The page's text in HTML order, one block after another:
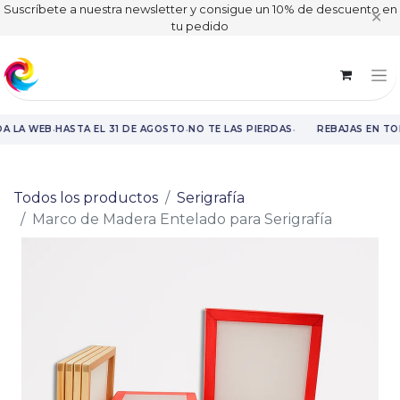
Suscríbete a nuestra newsletter y consigue un 10% de descuento en
tu pedido
✕
LA WEB·HASTA EL 31 DE AGOSTO·NO TE LAS PIERDAS· REBAJAS EN
Todos los productos
Serigrafía
Marco de Madera Entelado para Serigrafía